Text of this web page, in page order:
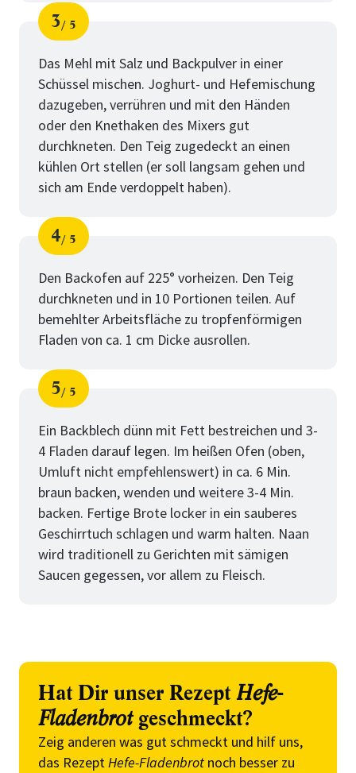
Schritt
3
von
5
Das Mehl mit Salz und Backpulver in einer
Schüssel mischen. Joghurt- und Hefemischung
dazugeben, verrühren und mit den Händen
oder den Knethaken des Mixers gut
durchkneten. Den Teig zugedeckt an einen
kühlen Ort stellen (er soll langsam gehen und
sich am Ende verdoppelt haben).
Schritt
4
von
5
Den Backofen auf 225° vorheizen. Den Teig
durchkneten und in 10 Portionen teilen. Auf
bemehlter Arbeitsfläche zu tropfenförmigen
Fladen von ca. 1 cm Dicke ausrollen.
Schritt
5
von
5
Ein Backblech dünn mit Fett bestreichen und 3-
4 Fladen darauf legen. Im heißen Ofen (oben,
Umluft nicht empfehlenswert) in ca. 6 Min.
braun backen, wenden und weitere 3-4 Min.
backen. Fertige Brote locker in ein sauberes
Geschirrtuch schlagen und warm halten. Naan
wird traditionell zu Gerichten mit sämigen
Saucen gegessen, vor allem zu Fleisch.
Hat Dir unser Rezept Hefe-
Fladenbrotgeschmeckt?
Zeig anderen was gut schmeckt und hilf uns,
das RezeptHefe-Fladenbrot noch besser zu